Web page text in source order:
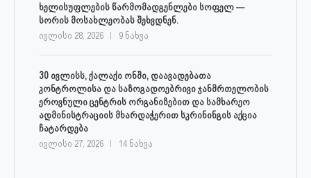
ხელისუფლების წარმომადგენლები სოფელ —
სორის მოსახლეობას შეხვდნენ.
ივლისი 28, 2026 9 ნახვა
30 ივლისს, ქალაქი ონში, დაავადებათა
კონტროლისა და საზოგადოებრივი ჯანმრთელობის
ეროვნული ცენტრის ორგანიზებით და სამხარეო
ადმინისტრაციის მხარდაჭერით სკრინინგის აქცია
ჩატარდება
ივლისი 27, 2026 14 ნახვა